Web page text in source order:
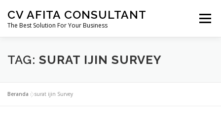
konten
CV AFITA CONSULTANT
The Best Solution For Your Business
Menu
AFITA CONSULTANT PENDIRIAN USAHA
PERIZINAN SERTIFIKASI
TAG: SURAT IJIN SURVEY
Beranda »surat ijin Survey